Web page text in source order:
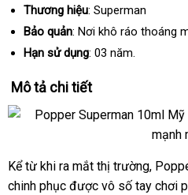
Thương hiệu: Superman
Bảo quản: Nơi khô ráo thoáng
Hạn sử dụng: 03 năm.
Mô tả chi tiết
Popper
Superman
Kể từ khi ra mắt thị trườngshop
,
chinh phục bảng
được vô số tay chơi